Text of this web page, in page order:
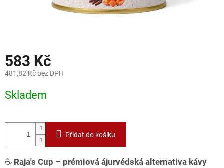
583 Kč
481,82 Kč bez DPH
cena:
Skladem
Přidat do košíku
☕ Raja's Cup – prémiová ájurvédská alternativa kávy